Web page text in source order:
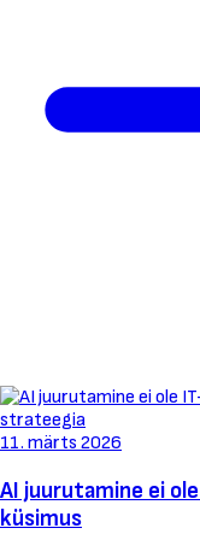
strateegia
11. märts 2026
AI juurutamine ei
küsimus